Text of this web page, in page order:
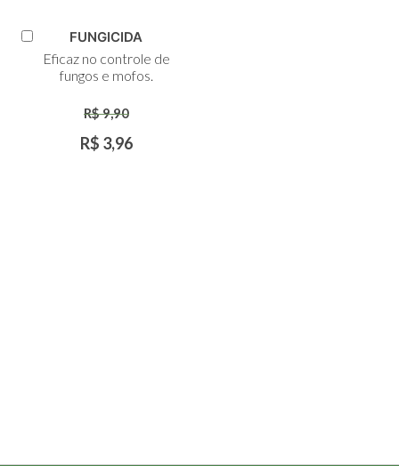
Carrinho
FUNGICIDA
Eficaz no controle de
fungos e mofos.
R$ 9,90
R$ 3,96